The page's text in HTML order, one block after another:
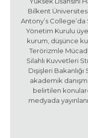
Bilkent
Antony’s
Yönetim Kurulu
kurum, düşünce
Terörizmle
Silahlı Kuvvetleri
Dışişleri
akademik
belirtilen
medyada